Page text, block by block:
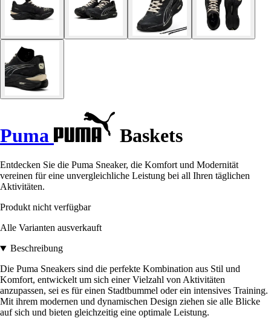
Puma Baskets
Entdecken Sie die Puma Sneaker, die Komfort und Modernität
vereinen für eine unvergleichliche Leistung bei all Ihren täglichen
Aktivitäten.
Produkt nicht verfügbar
Alle Varianten ausverkauft
Beschreibung
Die Puma Sneakers sind die perfekte Kombination aus Stil und
Komfort, entwickelt um sich einer Vielzahl von Aktivitäten
anzupassen, sei es für einen Stadtbummel oder ein intensives Training.
Mit ihrem modernen und dynamischen Design ziehen sie alle Blicke
auf sich und bieten gleichzeitig eine optimale Leistung.